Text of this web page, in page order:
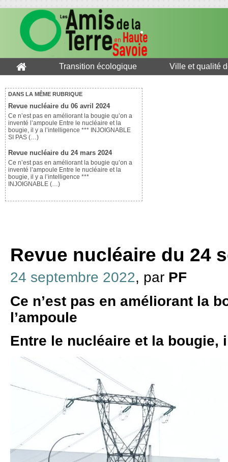
Transition écologique Ville et qualité
DANS LA MÊME RUBRIQUE
Revue nucléaire du 06 avril 2024
Ce n’est pas en améliorant la bougie qu’on a
inventé l’ampoule Entre le nucléaire et la
bougie, il y a l’intelligence *** INJOIGNABLE
SI PAS (…)
Revue nucléaire du 24 mars 2024
Ce n’est pas en améliorant la bougie qu’on a
inventé l’ampoule Entre le nucléaire et la
bougie, il y a l’intelligence ***
INJOIGNABLE (…)
Revue nucléaire du 24
24 septembre 2022, par PF
Ce n’est pas en améliorant la
l’ampoule
Entre le nucléaire et la bougie,